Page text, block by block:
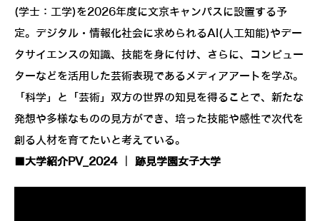
(学士：工学)を2026年度に文京キャンパスに設置する予
定。デジタル・情報化社会に求められるAI(人工知能)やデー
タサイエンスの知識、技能を身に付け、さらに、コンピュー
ターなどを活用した芸術表現であるメディアアートを学ぶ。
「科学」と「芸術」双方の世界の知見を得ることで、新たな
発想や多様なものの見方ができ、培った技能や感性で次代を
創る人材を育てたいと考えている。
■大学紹介PV_2024 ｜ 跡見学園女子大学